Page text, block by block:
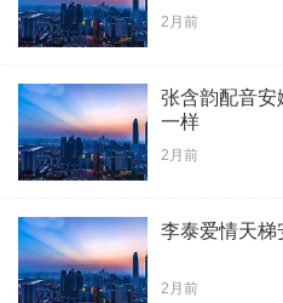
2月前
张含韵配音安
一样
2月前
李泰爱情天梯
2月前